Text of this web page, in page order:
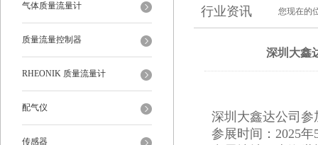
气体质量流量计
质量流量控制器
RHEONIK 质量流量计
配气仪
传感器
行业资讯 您现在的
深圳大鑫
深圳大鑫达公司参
参展时间：2025年